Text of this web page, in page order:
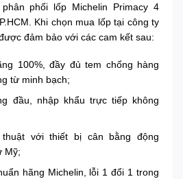
phối lốp Michelin Primacy 4
Khi chọn mua lốp tại công ty
đảm bảo với các cam kết sau:
100%, đầy đủ tem chống hàng
từ minh bạch;
đầu, nhập khẩu trực tiếp không
với thiết bị cân bằng động
Mỹ;
hãng Michelin, lỗi 1 đổi 1 trong